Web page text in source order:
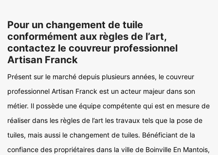
Pour un changement de tuile
conformément aux règles de l’art,
contactez le couvreur professionnel
Artisan Franck
Présent sur le marché depuis plusieurs années, le couvreur
professionnel Artisan Franck est un acteur majeur dans son
métier. Il possède une équipe compétente qui est en mesure de
réaliser dans les règles de l’art les travaux tels que la pose de
tuiles, mais aussi le changement de tuiles. Bénéficiant de la
confiance des propriétaires dans la ville de Boinville En Mantois,